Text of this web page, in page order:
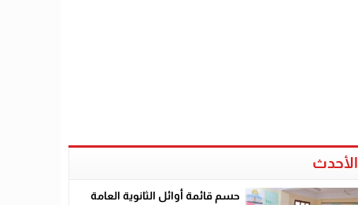
الأحدث
حسم قائمة أوائل الثانوية العامة